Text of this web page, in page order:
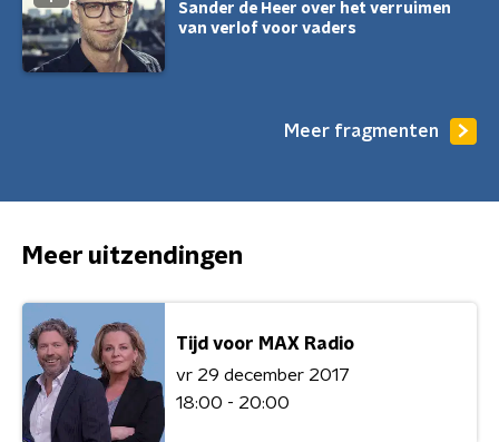
Sander de Heer over het verruimen
van verlof voor vaders
Meer fragmenten
Meer uitzendingen
Tijd voor MAX Radio
vr 29 december 2017
18:00 - 20:00